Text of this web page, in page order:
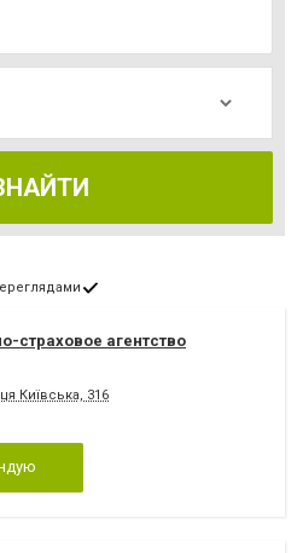
страховое агентство
Київська, 316